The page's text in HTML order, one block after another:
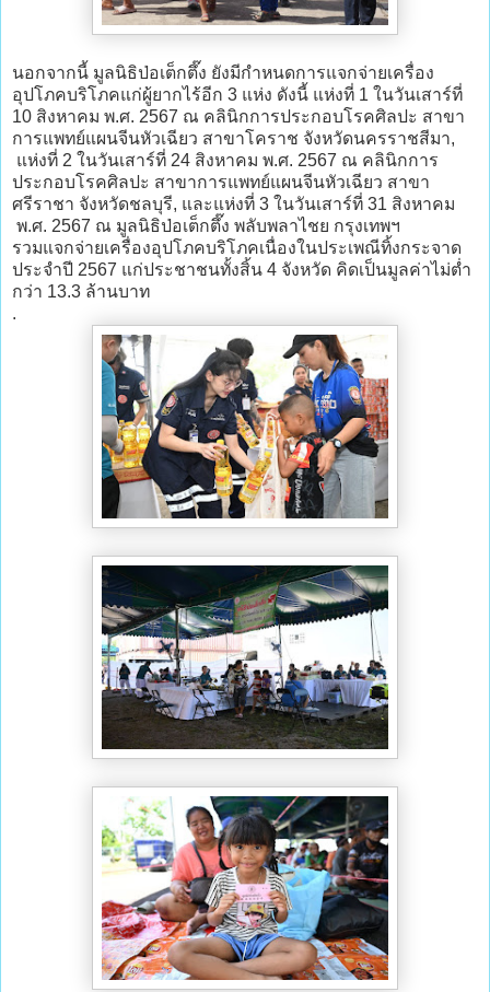
นอกจากนี้ มูลนิธิป่อเต็กตึ๊ง ยังมีกำหนดการแจกจ่ายเครื่อง
อุปโภคบริโภคแก่ผู้ยากไร้อีก 3 แห่ง ดังนี้ แห่งที่ 1 ในวันเสาร์ที่
10 สิงหาคม พ.ศ. 2567 ณ คลินิกการประกอบโรคศิลปะ สาขา
การแพทย์แผนจีนหัวเฉียว สาขาโคราช จังหวัดนครราชสีมา,
แห่งที่ 2 ในวันเสาร์ที่ 24 สิงหาคม พ.ศ. 2567 ณ คลินิกการ
ประกอบโรคศิลปะ สาขาการแพทย์แผนจีนหัวเฉียว สาขา
ศรีราชา จังหวัดชลบุรี, และแห่งที่ 3 ในวันเสาร์ที่ 31 สิงหาคม
พ.ศ. 2567 ณ มูลนิธิป่อเต็กตึ๊ง พลับพลาไชย กรุงเทพฯ
รวมแจกจ่ายเครื่องอุปโภคบริโภคเนื่องในประเพณีทิ้งกระจาด
ประจำปี 2567 แก่ประชาชนทั้งสิ้น 4 จังหวัด คิดเป็นมูลค่าไม่ต่ำ
กว่า 13.3 ล้านบาท
.